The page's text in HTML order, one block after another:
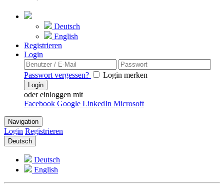
Deutsch
English
Registrieren
Login
Passwort vergessen? Login merken
Login
oder einloggen mit
Facebook Google LinkedIn Microsoft
Navigation
Login Registrieren
Deutsch
Deutsch
English